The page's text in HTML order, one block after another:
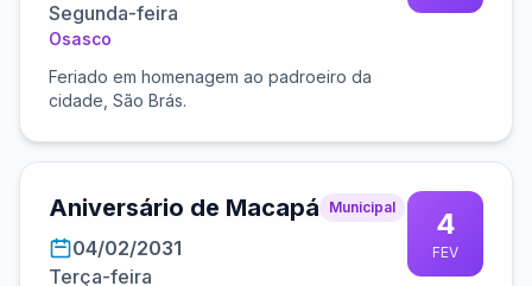
Segunda-feira
Osasco
Feriado em homenagem ao padroeiro da
cidade, São Brás.
Aniversário de Macapá Municipal
04/02/2031
Terça-feira
4
FEV